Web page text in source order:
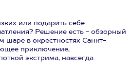
или подарить себе
Решение есть - обзорный
шаре в окрестностях Санкт-
приключение,
экстрима, навсегда